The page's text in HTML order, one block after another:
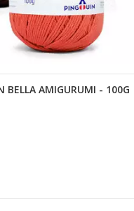
BELLA AMIGURUMI - 100G